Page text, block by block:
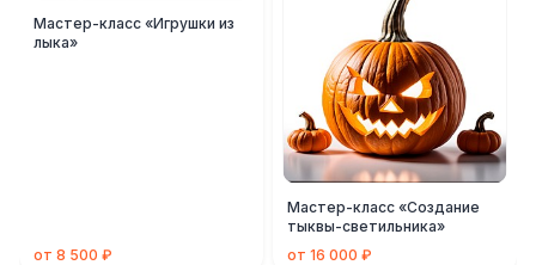
Мастер-класс «Игрушки из
лыка»
от 8 500 ₽
Мастер-класс «Создание
тыквы-светильника»
от 16 000 ₽